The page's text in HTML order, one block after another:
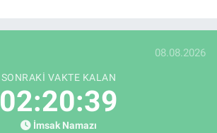
08.08.2026
SONRAKI VAKTE KALAN
02:20:38
İmsak Namazı